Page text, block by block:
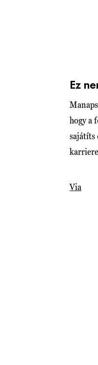
Ez
hogy a
sajátíts
Via